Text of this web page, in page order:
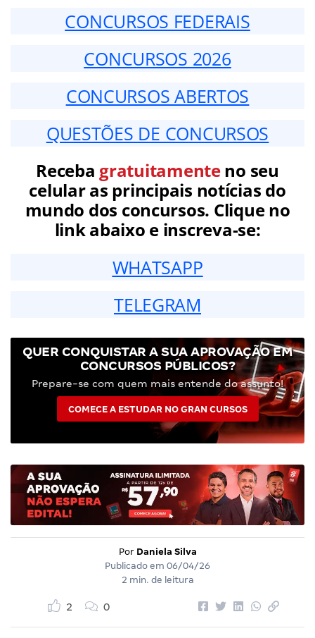
CONCURSOS FEDERAIS
CONCURSOS 2026
CONCURSOS ABERTOS
QUESTÕES DE CONCURSOS
Receba gratuitamenteno seu
celular as principais notícias do
mundo dos concursos. Clique no
link abaixo e inscreva-se:
WHATSAPP
TELEGRAM
QUER CONQUISTAR A SUA APROVAÇÃO EM
CONCURSOS PÚBLICOS?
Prepare-se com quem mais entende do assunto!
COMECE A ESTUDAR NO GRAN CURSOS
Por Daniela Silva
Publicado em 06/04/26
2 min. de leitura
2 0